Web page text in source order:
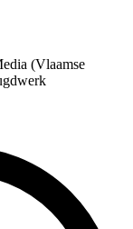
(Vlaamse